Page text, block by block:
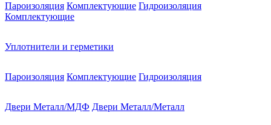
Пароизоляция Комплектующие Гидроизоляция
Комплектующие
Уплотнители и герметики
Пароизоляция Комплектующие Гидроизоляция
Двери Металл/МДФ Двери Металл/Металл